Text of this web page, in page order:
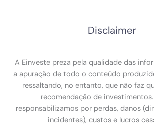
Disclaimer
A Einveste preza pela qualidade das
a apuração de todo o conteúdo
ressaltando, no entanto, que não faz
recomendação de
responsabilizamos por perdas, danos
incidentes), custos e lucros